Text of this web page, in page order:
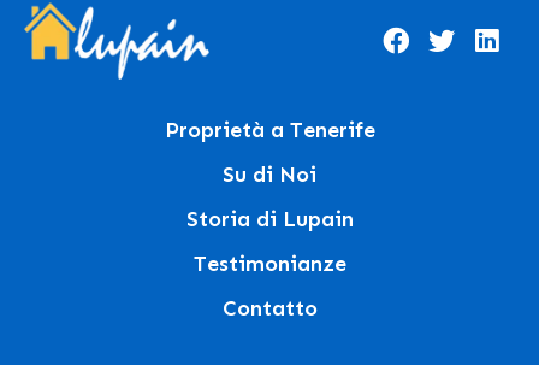
Proprietà a Tenerife
Su di Noi
Storia di Lupain
Testimonianze
Contatto